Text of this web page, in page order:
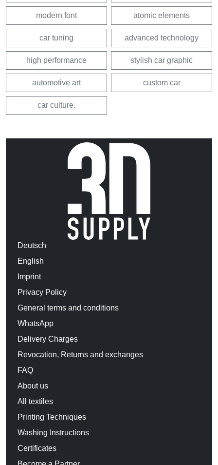
modern font atomic elements
car tuning advanced technology
high performance stylish car graphic
automotive art custom car
car culture.
Deutsch
English
Imprint
Privacy Policy
General terms and conditions
WhatsApp
Delivery Charges
Revocation, Returns and exchanges
FAQ
About us
All textiles
Printing Techniques
Washing Instructions
Certificates